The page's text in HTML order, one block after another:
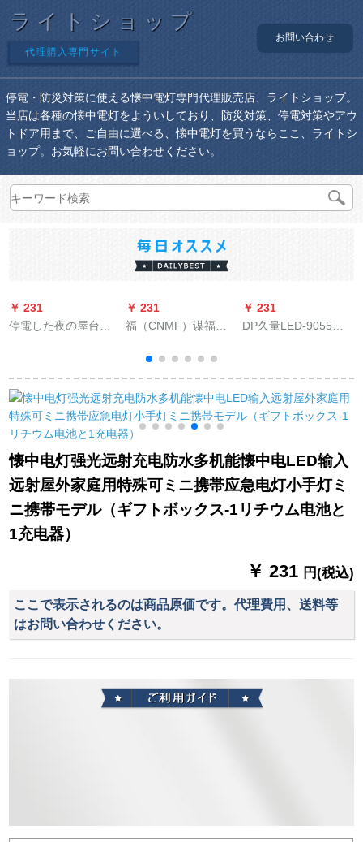
ライトショップ
代理購入専門サイト
お問い合わせ
停電・防災対策に使える懐中電灯専門代理販売店、ライトショップ。
当店は各種の懐中電灯をよういしており、防災対策、停電対策やアウ
トドア用まで、ご自由に選べる、懐中電灯を買うならここ、ライトシ
ョップ。お気軽にお問い合わせください。
￥ 231
停電した夜の屋台の
るい外に移動して予
備の電気瓶を移動し
ます。
￥ 231
福（CNMF）谋福新
应急电灯停电应急电
灯双头照灯応急通过
消防CCC认证
￥ 231
DP久量LED-9055充
色
懐中电灯强光远射充电防水多机能懐中电LED输入
远射屋外家庭用特殊可ミニ携帯应急电灯小手灯ミ
ニ携帯モデル（ギフトボックス-1リチウム电池と
1充电器）
￥ 231 円(税込)
ここで表示されるのは商品原価です。代理費用、送料等
はお問い合わせください。